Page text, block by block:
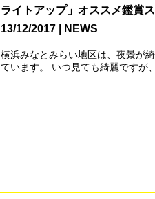
ライトアップ」オススメ鑑賞
13/12/2017
NEWS
横浜みなとみらい地区は、夜景が
ています。 いつ見ても綺麗ですが